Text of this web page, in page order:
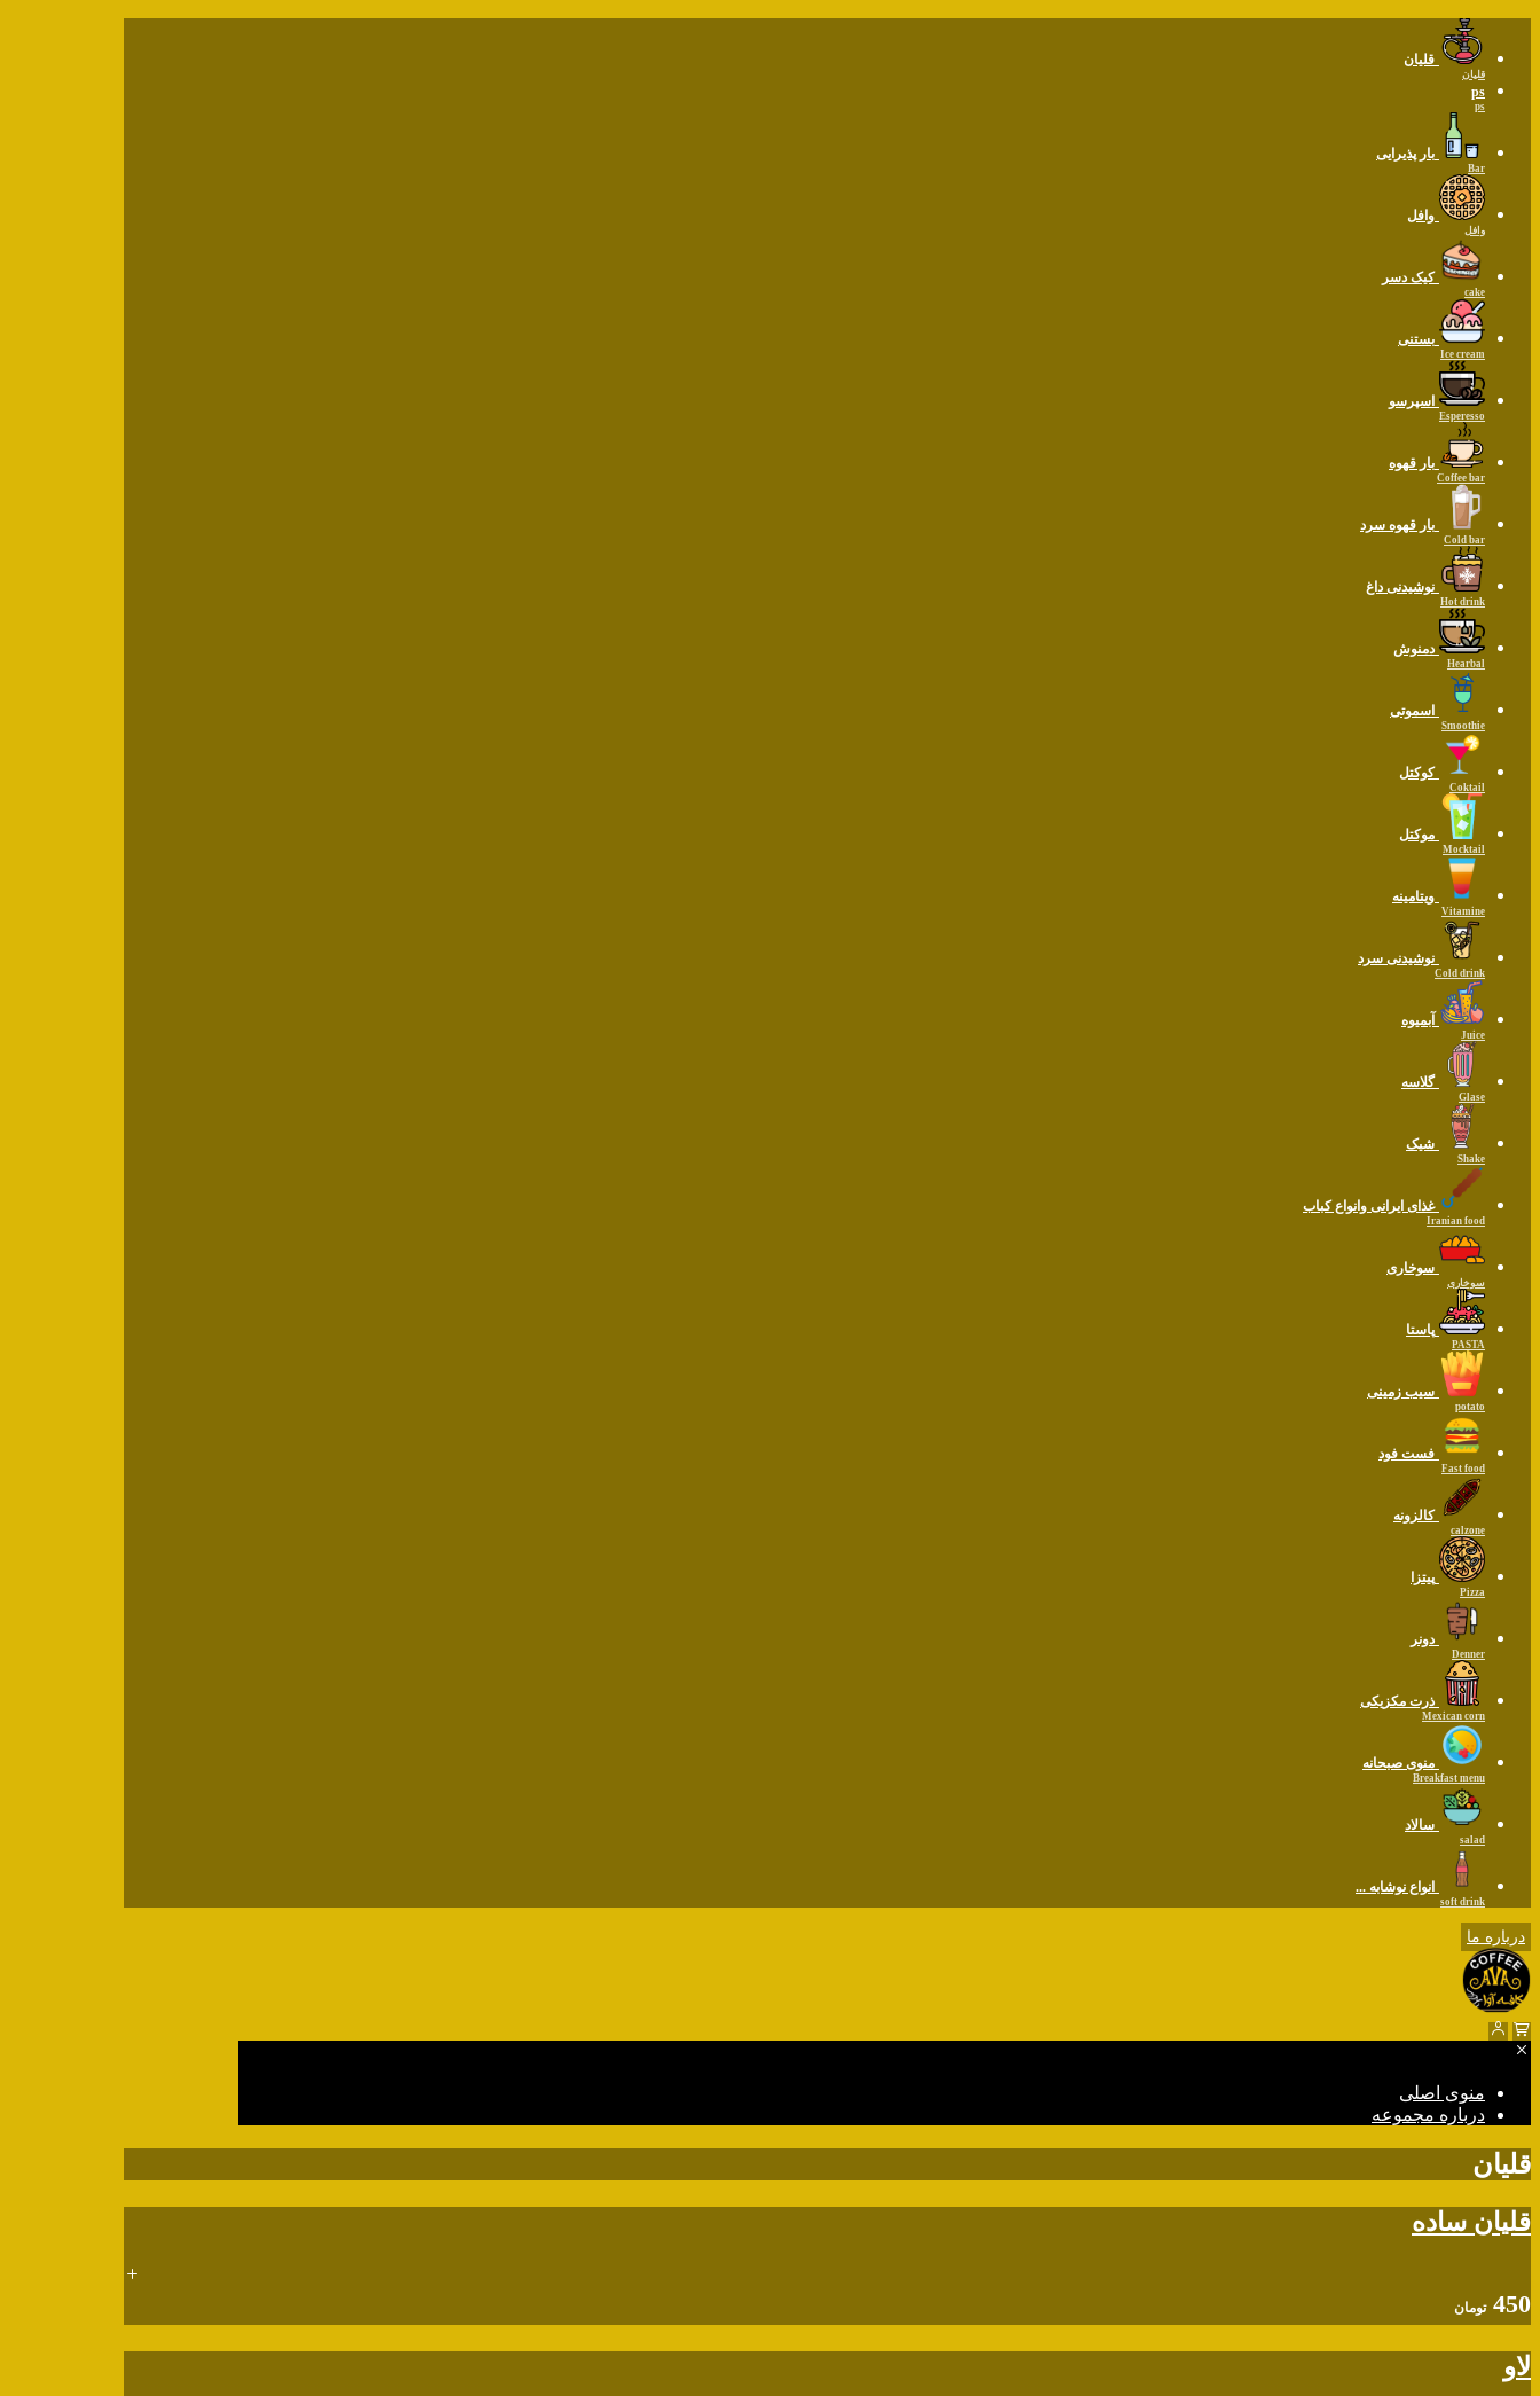
قلیان
قلیان
ps
ps
بار پذیرایی
Bar
وافل
وافل
کیک دسر
cake
بستنی
Ice cream
اسپرسو
Esperesso
بار قهوه
Coffee bar
بار قهوه سرد
Cold bar
نوشیدنی داغ
Hot drink
دمنوش
Hearbal
اسموتی
Smoothie
کوکتل
Coktail
موکتل
Mocktail
ویتامینه
Vitamine
نوشیدنی سرد
Cold drink
آبمیوه
Juice
گلاسه
Glase
شیک
Shake
غذای ایرانی وانواع کباب
Iranian food
سوخاری
سوخاری
پاستا
PASTA
سیب زمینی
potato
فست فود
Fast food
کالزونه
calzone
پیتزا
Pizza
دونر
Denner
ذرت مکزیکی
Mexican corn
منوی صبحانه
Breakfast menu
سالاد
salad
انواع نوشابه ...
soft drink
درباره ما
منوی اصلی
درباره مجموعه
قلیان
قلیان ساده
450 تومان
لاو